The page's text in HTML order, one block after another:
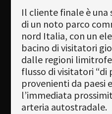
Il cliente finale è
di un noto parco
nord Italia, con un
bacino di visitatori
dalle regioni
flusso di visitatori “di
provenienti da paesi
l’immediata
arteria autostradale.